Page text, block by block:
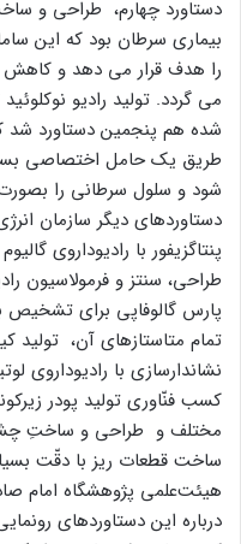
دستاورد چهارم، طراحی و
بیماری سرطان بود که این
را هدف قرار می دهد و کاهش
شده هم پنجمین دستاورد شد
طریق یک حامل اختصاصی
شود و سلول سرطانی را
دستاوردهای دیگر سازمان
کسب فنّاوری تولید پودر
مختلف و طراحی و ساختِ
ساخت قطعات ریز با دقّت
هیئت‌علمی پژوهشگاه امام